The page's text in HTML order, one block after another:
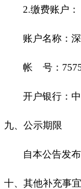
2.缴费账户：
账户名称：
帐 号：
开户银行：
九、公示期限
自本公告发
十、其他补充事宜